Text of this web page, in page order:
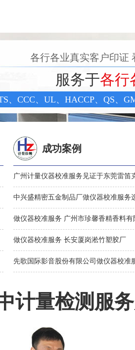
各行各业真实客户印证
服务于各行
、CCC、UL、HACCP、QS、
成功案例
广州计量仪器校准服务见证于东莞雷笛
中兴盛精密五金制品厂做仪器校准服务
做仪器校准服务 广州市珍馨香精香料
做仪器校准服务 长安厦岗淞竹塑胶厂
先歌国际影音股份有限公司做仪器校准
计量检测服